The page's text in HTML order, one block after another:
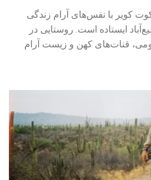
کویر با نفس‌های آرام زندگی
ایستاده است. روستایی در
قنات‌های کهن و زیست آرام